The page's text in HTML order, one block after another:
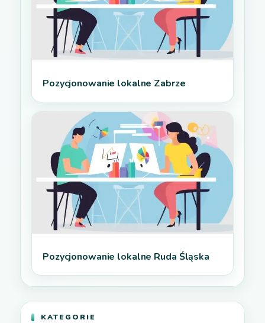
Pozycjonowanie lokalne Zabrze
Pozycjonowanie lokalne Ruda Śląska
KATEGORIE